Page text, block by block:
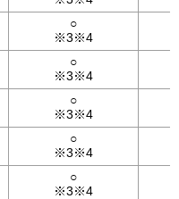
○
※3※4
○
※3※4
○
※3※4
○
※3※4
○
※3※4